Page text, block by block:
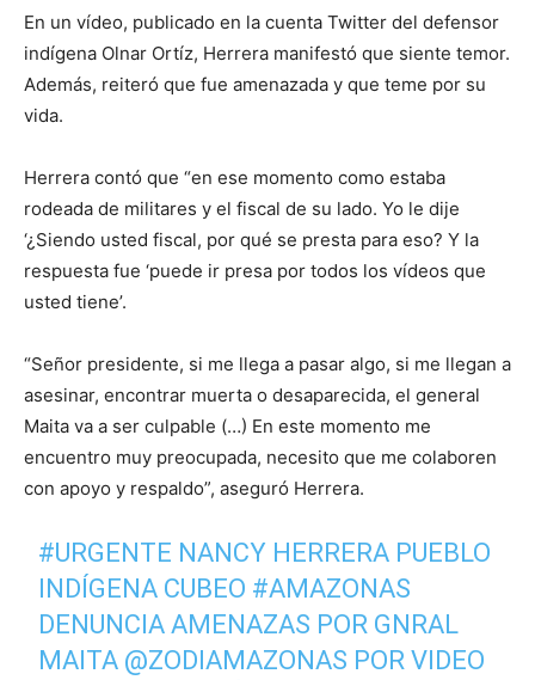
En un vídeo, publicado en la cuenta Twitter del defensor
indígena Olnar Ortíz, Herrera manifestó que siente temor.
Además, reiteró que fue amenazada y que teme por su
vida.
Herrera contó que “en ese momento como estaba
rodeada de militares y el fiscal de su lado. Yo le dije
‘¿Siendo usted fiscal, por qué se presta para eso? Y la
respuesta fue ‘puede ir presa por todos los vídeos que
usted tiene’.
“Señor presidente, si me llega a pasar algo, si me llegan a
asesinar, encontrar muerta o desaparecida, el general
Maita va a ser culpable (…) En este momento me
encuentro muy preocupada, necesito que me colaboren
con apoyo y respaldo”, aseguró Herrera.
#URGENTE NANCY HERRERA PUEBLO
INDÍGENA CUBEO #AMAZONAS
DENUNCIA AMENAZAS POR GNRAL
MAITA @ZODIAMAZONAS POR VIDEO